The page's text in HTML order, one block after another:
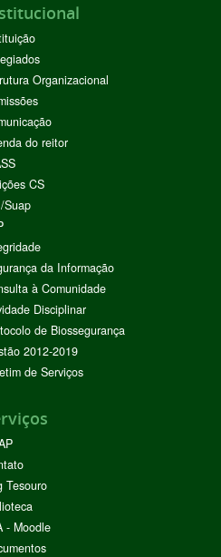
Organizacional
do reitor
CS
Suap
da Informação
à Comunidade
Disciplinar
de Biossegurança
2012-2019
de Serviços
Tesouro
- Moodle